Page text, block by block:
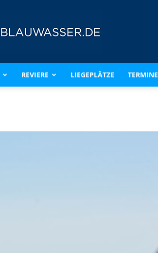
BLAUWASSER.DE
REVIERE LIEGEPLÄTZE TERMINE